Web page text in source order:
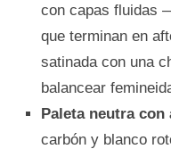
con capas fluidas
que terminan en
satinada con una
balancear
Paleta neutra con
carbón y blanco